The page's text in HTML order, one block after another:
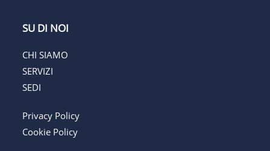
SU DI NOI
CHI SIAMO
SERVIZI
SEDI
Privacy Policy
Cookie Policy